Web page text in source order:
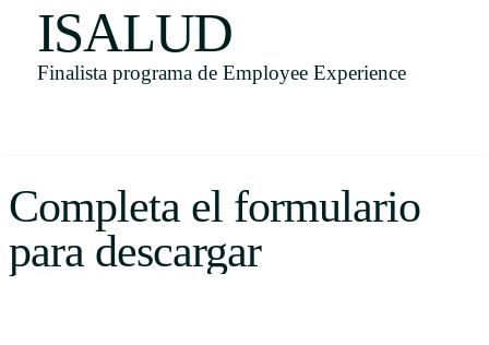
Uruguay
English
Português
ISALUD
Finalista programa de Employee Experience
Completa el formulario
para descargar